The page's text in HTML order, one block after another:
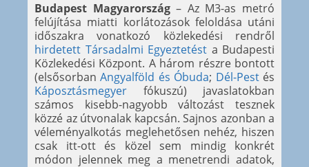
Budapest Magyarország– Az M3-as metró
felújítása miatti korlátozások feloldása utáni
időszakra vonatkozó közlekedési rendről
hirdetett Társadalmi Egyeztetést a Budapesti
Közlekedési Központ. A három részre bontott
(elsősorbanAngyalföld és Óbuda; Dél-Pestés
Káposztásmegyer fókuszú) javaslatokban
számos kisebb-nagyobb változást tesznek
közzé az útvonalak kapcsán. Sajnos azonban a
véleményalkotás meglehetősen nehéz, hiszen
csak itt-ott és közel sem mindig konkrét
módon jelennek meg a menetrendi adatok,